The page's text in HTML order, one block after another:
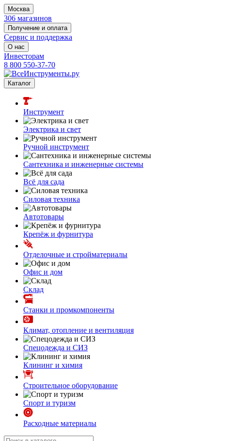
Москва
306 магазинов
Получение и оплата
Сервис и поддержка
О нас
Инвесторам
8 800 550-37-70
Каталог
Инструмент
Электрика и свет
Ручной инструмент
Сантехника и инженерные системы
Всё для сада
Силовая техника
Автотовары
Крепёж и фурнитура
Отделочные и стройматериалы
Офис и дом
Склад
Станки и промкомпоненты
Климат, отопление и вентиляция
Спецодежда и СИЗ
Клининг и химия
Строительное оборудование
Спорт и туризм
Расходные материалы